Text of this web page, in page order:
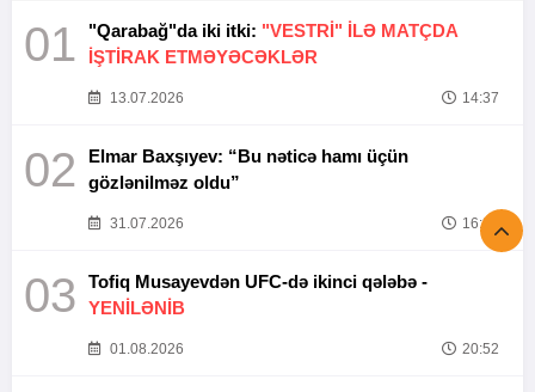
01 "Qarabağ"da iki itki: "VESTRİ" İLƏ MATÇDA
İŞTİRAK ETMƏYƏCƏKLƏR
13.07.2026 14:37
02
Elmar Baxşıyev: “Bu nəticə hamı üçün
gözlənilməz oldu”
31.07.2026 16:26
03
Tofiq Musayevdən UFC-də ikinci qələbə -
YENİLƏNİB
01.08.2026 20:52